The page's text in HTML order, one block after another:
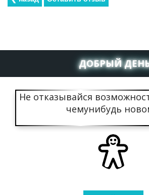
ДОБРЫЙ
Не отказывайся
чемунибудь